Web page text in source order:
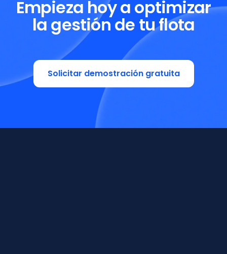
Empieza hoy a optimizar
la gestión de tu flota
Solicitar demostración gratuita